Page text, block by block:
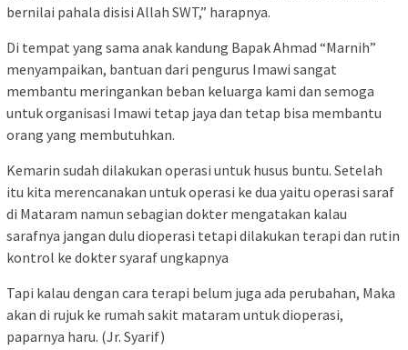
bernilai pahala disisi Allah SWT,” harapnya.
Di tempat yang sama anak kandung Bapak Ahmad “Marnih”
menyampaikan, bantuan dari pengurus Imawi sangat
membantu meringankan beban keluarga kami dan semoga
untuk organisasi Imawi tetap jaya dan tetap bisa membantu
orang yang membutuhkan.
Kemarin sudah dilakukan operasi untuk husus buntu. Setelah
itu kita merencanakan untuk operasi ke dua yaitu operasi saraf
di Mataram namun sebagian dokter mengatakan kalau
sarafnya jangan dulu dioperasi tetapi dilakukan terapi dan rutin
kontrol ke dokter syaraf ungkapnya
Tapi kalau dengan cara terapi belum juga ada perubahan, Maka
akan di rujuk ke rumah sakit mataram untuk dioperasi,
paparnya haru. (Jr. Syarif)